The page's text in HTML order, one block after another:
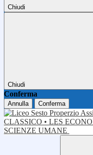
Chiudi
Chiudi
Conferma
Annulla Conferma
CLASSICO • LES
SCIENZE UMANE